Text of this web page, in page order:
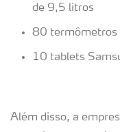
de 9,5 litros
80 termômetros
10 tablets
Além disso, a